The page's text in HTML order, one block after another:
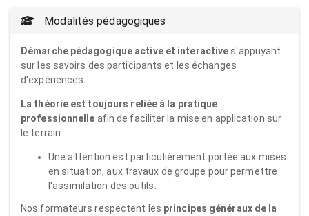
Modalités pédagogiques
Démarche pédagogique active et interactive s'appuyant
sur les savoirs des participants et les échanges
d'expériences.
La théorie est toujours reliée à la pratique
professionnelle afin de faciliter la mise en application sur
le terrain.
Une attention est particulièrement portée aux mises
en situation, aux travaux de groupe pour permettre
l'assimilation des outils.
Nos formateurs respectent les principes généraux de la